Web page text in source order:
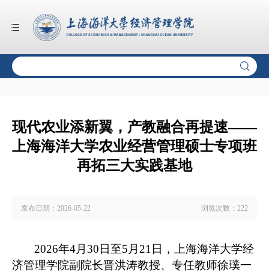
现代农业添新翼，产教融合再提速——
上海海洋大学农业经营管理硕士专项班
再拓三大实践基地
发布日期： 2026-05-22 浏览次数： 222
2026年4月 30 日至5 月 21 日，上海海洋大学经
济管理学院副院长晋洪涛教授、专任教师徐璞一